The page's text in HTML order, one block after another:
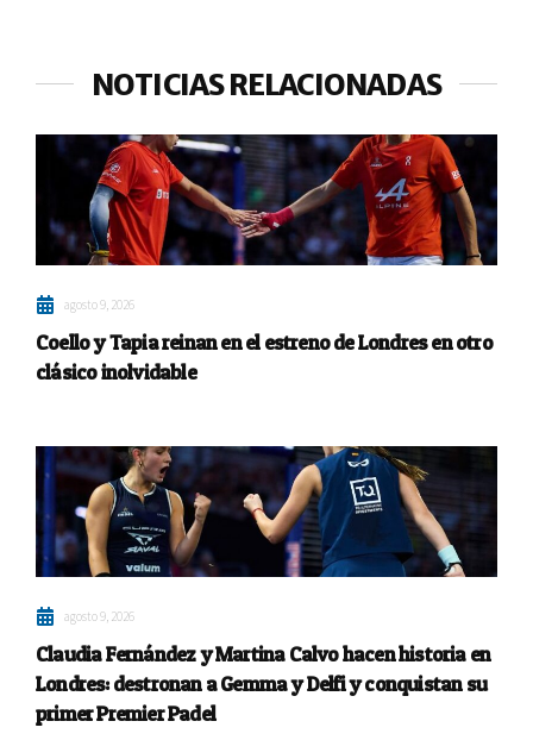
NOTICIAS RELACIONADAS
agosto 9, 2026
Coello y Tapia reinan en el estreno de Londres en otro
clásico inolvidable
agosto 9, 2026
Claudia Fernández y Martina Calvo hacen historia en
Londres: destronan a Gemma y Delfi y conquistan su
primer Premier Padel